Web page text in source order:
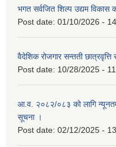
भगत सर्वजित शिल्प उद्यम विकास
Post date: 01/10/2026 -
वैदेशिक रोजगार सन्तती
Post date: 10/28/2025 -
आ.व. २०८२/०८३ को लागि न्यूनतम
सूचना ।
Post date: 02/12/2025 -